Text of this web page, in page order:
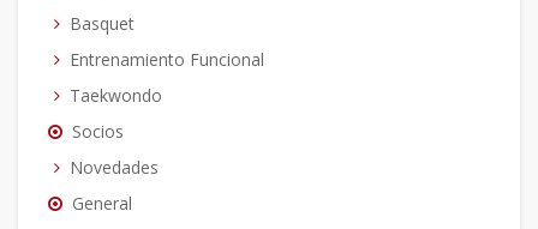
Basquet
Entrenamiento Funcional
Taekwondo
Socios
Novedades
General